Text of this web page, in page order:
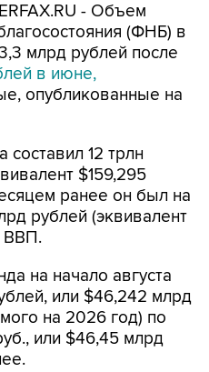
- Объем
(ФНБ) в
млрд рублей после
в июне,
опубликованные на
12 трлн
$159,295
ранее он был на
рублей (эквивалент
ВВП.
на начало августа
или $46,242 млрд
на 2026 год) по
или $46,45 млрд